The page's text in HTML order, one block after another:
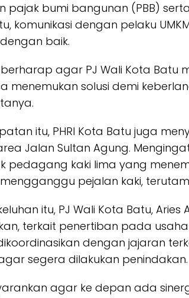
pajak bumi bangunan (PBB)
komunikasi dengan pelaku
baik.
agar PJ Wali Kota Batu
menemukan solusi demi
itu, PHRI Kota Batu juga
Jalan Sultan Agung.
pedagang kaki lima yang
pejalan kaki,
itu, PJ Wali Kota Batu, Aries
terkait penertiban pada
dengan jajaran
segera dilakukan penindakan.
agar ke depan ada